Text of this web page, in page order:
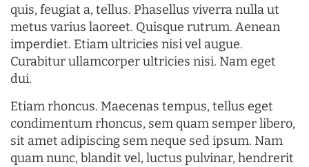
quis, feugiat a, tellus. Phasellus viverra nulla ut
metus varius laoreet. Quisque rutrum. Aenean
imperdiet. Etiam ultricies nisi vel augue.
Curabitur ullamcorper ultricies nisi. Nam eget
dui.
Etiam rhoncus. Maecenas tempus, tellus eget
condimentum rhoncus, sem quam semper libero,
sit amet adipiscing sem neque sed ipsum. Nam
quam nunc, blandit vel, luctus pulvinar, hendrerit